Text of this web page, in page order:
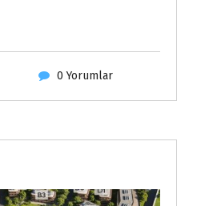
0 Yorumlar